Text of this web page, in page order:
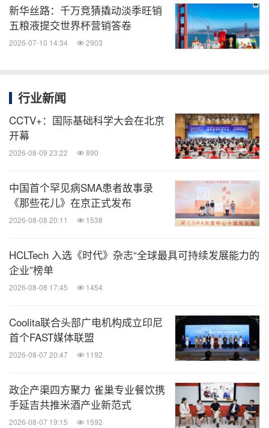
新华丝路：千万竞猜撬动淡季旺销
五粮液提交世界杯营销答卷
2026-07-10 14:34 2903
行业新闻
CCTV+：国际基础科学大会在北京
开幕
2026-08-09 23:22 890
中国首个罕见病SMA患者故事录
《那些花儿》在京正式发布
2026-08-08 20:11 1538
HCLTech 入选《时代》杂志“全球最具可持续发展能力的
企业”榜单
2026-08-08 17:45 1454
Coolita联合头部广电机构成立印尼
首个FAST媒体联盟
2026-08-07 20:47 1192
政企产渠四方聚力 雀巢专业餐饮携
手延吉共推米酒产业新范式
2026-08-07 19:15 1592